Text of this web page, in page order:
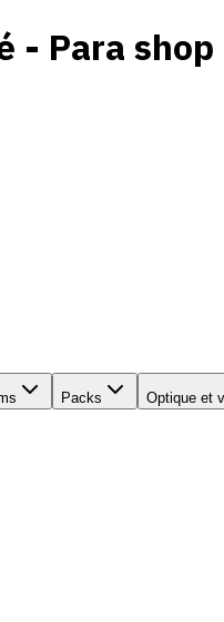
- Para
Packs Optique et